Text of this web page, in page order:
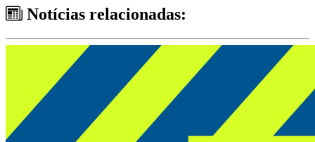
Notícias relacionadas: